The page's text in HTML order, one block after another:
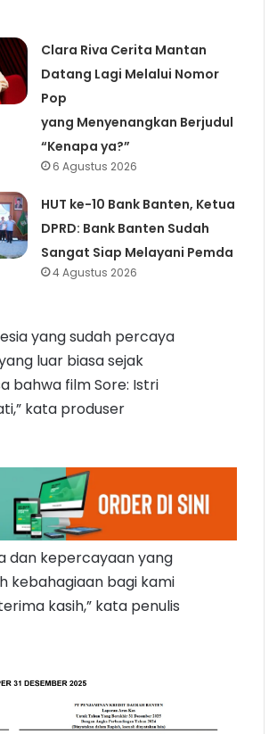
Clara Riva Cerita Mantan
Datang Lagi Melalui Nomor
Pop
yang Menyenangkan Berjudul
“Kenapa ya?”
6 Agustus 2026
HUT ke-10 Bank Banten, Ketua
DPRD: Bank Banten Sudah
Sangat Siap Melayani Pemda
4 Agustus 2026
yang sudah percaya
luar biasa sejak
bahwa film Sore: Istri
kata produser
dan kepercayaan yang
kebahagiaan bagi kami
kasih,” kata penulis